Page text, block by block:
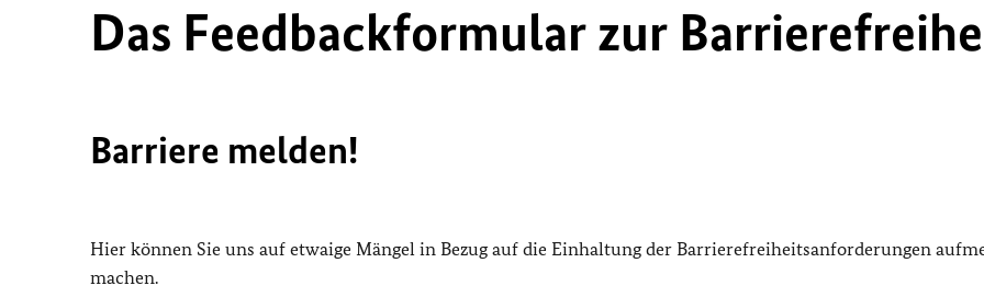
Das Feedbackformular zur
Barriere melden!
Hier können Sie uns auf etwaige Mängel in Bezug auf die Einhaltung der Barrierefreiheitsanforderungen
machen.